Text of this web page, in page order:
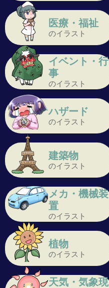
医療・福祉
のイラスト
イベント・行
事
のイラスト
ハザード
のイラスト
建築物
のイラスト
メカ・機械装
置
のイラスト
植物
のイラスト
天気・気象現